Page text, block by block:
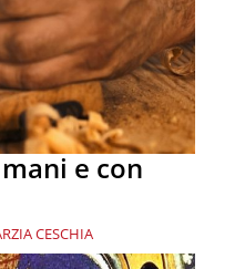
e con
CESCHIA